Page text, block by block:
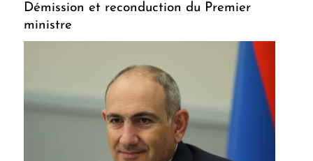
Démission et reconduction du Premier
ministre